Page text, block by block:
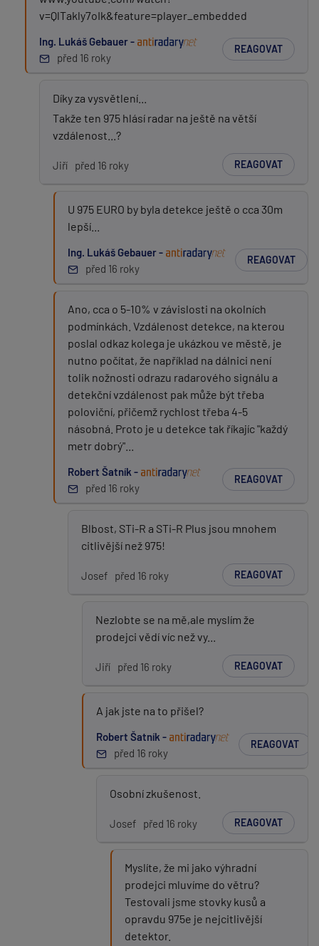
v=QlTakly7oIk&feature=player_embedded
Ing. Lukáš Gebauer -
před 16 roky
REAGOVAT
Díky za vysvětlení...
Takže ten 975 hlásí radar na ještě na větší
vzdálenost...?
Jiří před 16 roky REAGOVAT
U 975 EURO by byla detekce ještě o cca 30m
lepší...
Ing. Lukáš Gebauer -
před 16 roky
REAGOVAT
Ano, cca o 5-10% v závislosti na okolních
podmínkách. Vzdálenost detekce, na kterou
poslal odkaz kolega je ukázkou ve městě, je
nutno počítat, že například na dálnici není
tolik nožnosti odrazu radarového signálu a
detekční vzdálenost pak může být třeba
poloviční, přičemž rychlost třeba 4-5
násobná. Proto je u detekce tak říkajíc "každý
metr dobrý"...
Robert Šatník -
před 16 roky
REAGOVAT
Blbost, STi-R a STi-R Plus jsou mnohem
citlivější než 975!
Josef před 16 roky REAGOVAT
Nezlobte se na mě,ale myslím že
prodejci vědí víc než vy...
Jiří před 16 roky REAGOVAT
A jak jste na to přišel?
Robert Šatník -
před 16 roky
REAGOVAT
Osobní zkušenost.
Josef před 16 roky REAGOVAT
Myslíte, že mi jako výhradní
prodejci mluvíme do větru?
Testovali jsme stovky kusů a
opravdu 975e je nejcitlivější
detektor.